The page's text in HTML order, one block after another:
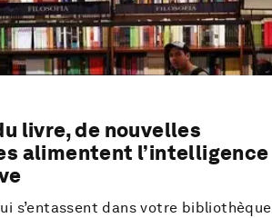
livre, de nouvelles
alimentent l’intelligence
s’entassent dans votre bibliothèque